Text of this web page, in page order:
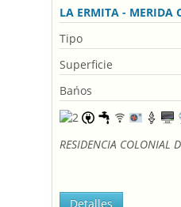
LA ERMITA - MERIDA
Tipo
Superficie
Bańos
RESIDENCIA COLONIAL
Detalles